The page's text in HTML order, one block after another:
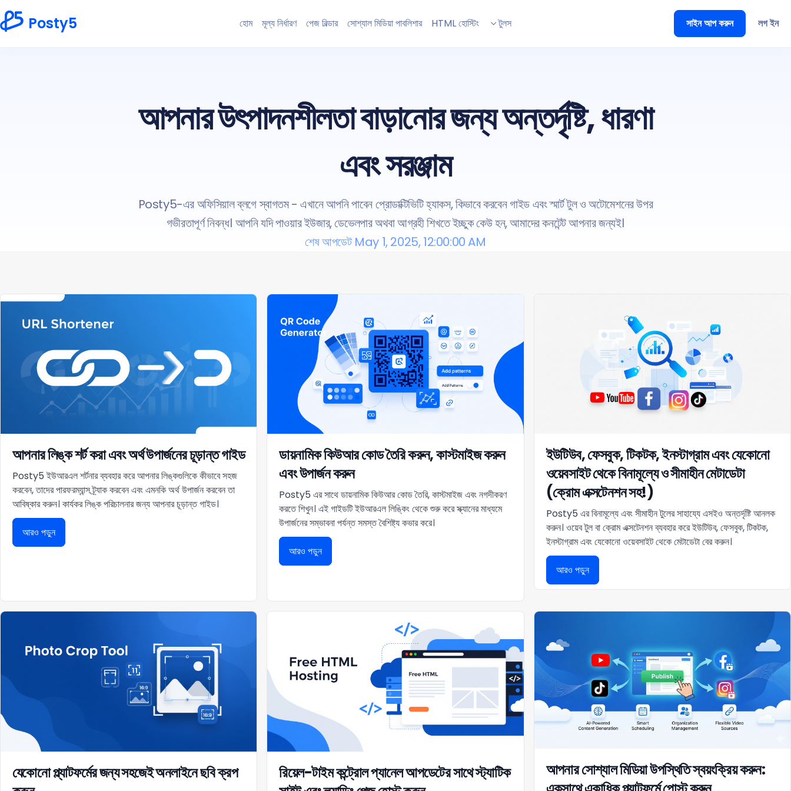
Posty5 হোম মূল্য নির্ধারণ পেজ বিল্ডার সোশ্যাল মিডিয়া পাবলিশার HTML হোস্টিং টুলস সাইন আপ করুন লগ ইন
আপনার উৎপাদনশীলতা বাড়ানোর জন্য অন্তর্দৃষ্টি, ধারণা
এবং সরঞ্জাম
Posty5-এর অফিসিয়াল ব্লগে স্বাগতম - এখানে আপনি পাবেন প্রোডাক্টিভিটি হ্যাকস, কিভাবে করবেন গাইড এবং স্মার্ট টুল ও অটোমেশনের উপর
গভীরতাপূর্ণ নিবন্ধ। আপনি যদি পাওয়ার ইউজার, ডেভেলপার অথবা আগ্রহী শিখতে ইচ্ছুক কেউ হন, আমাদের কনটেন্ট আপনার জন্যই।
শেষ আপডেট May 1, 2025, 12:00:00 AM
আপনার লিঙ্ক শর্ট করা এবং অর্থ উপার্জনের চূড়ান্ত গাইড
Posty5 ইউআরএল শর্টনার ব্যবহার করে আপনার লিঙ্কগুলিকে কীভাবে সহজ
করবেন, তাদের পারফরম্যান্স ট্র্যাক করবেন এবং এমনকি অর্থ উপার্জন করবেন তা
আবিষ্কার করুন। কার্যকর লিঙ্ক পরিচালনার জন্য আপনার চূড়ান্ত গাইড।
আরও পড়ুন
ডায়নামিক কিউআর কোড তৈরি করুন, কাস্টমাইজ করুন
এবং উপার্জন করুন
Posty5 এর সাথে ডায়নামিক কিউআর কোড তৈরি, কাস্টমাইজ এবং নগদীকরণ
করতে শিখুন। এই গাইডটি ইউআরএল লিঙ্কিং থেকে শুরু করে স্ক্যানের মাধ্যমে
উপার্জনের সম্ভাবনা পর্যন্ত সমস্ত বৈশিষ্ট্য কভার করে।
আরও পড়ুন
ইউটিউব, ফেসবুক, টিকটক, ইনস্টাগ্রাম এবং যেকোনো
ওয়েবসাইট থেকে বিনামূল্যে ও সীমাহীন মেটাডেটা
(ক্রোম এক্সটেনশন সহ!)
Posty5 এর বিনামূল্যে এবং সীমাহীন টুলের সাহায্যে এসইও অন্তর্দৃষ্টি আনলক
করুন। ওয়েব টুল বা ক্রোম এক্সটেনশন ব্যবহার করে ইউটিউব, ফেসবুক, টিকটক,
ইনস্টাগ্রাম এবং যেকোনো ওয়েবসাইট থেকে মেটাডেটা বের করুন।
আরও পড়ুন
যেকোনো প্ল্যাটফর্মের জন্য সহজেই অনলাইনে ছবি ক্রপ
রিয়েল-টাইম কন্ট্রোল প্যানেল আপডেটের সাথে স্ট্যাটিক
আপনার সোশ্যাল মিডিয়া উপস্থিতি স্বয়ংক্রিয় করুন: